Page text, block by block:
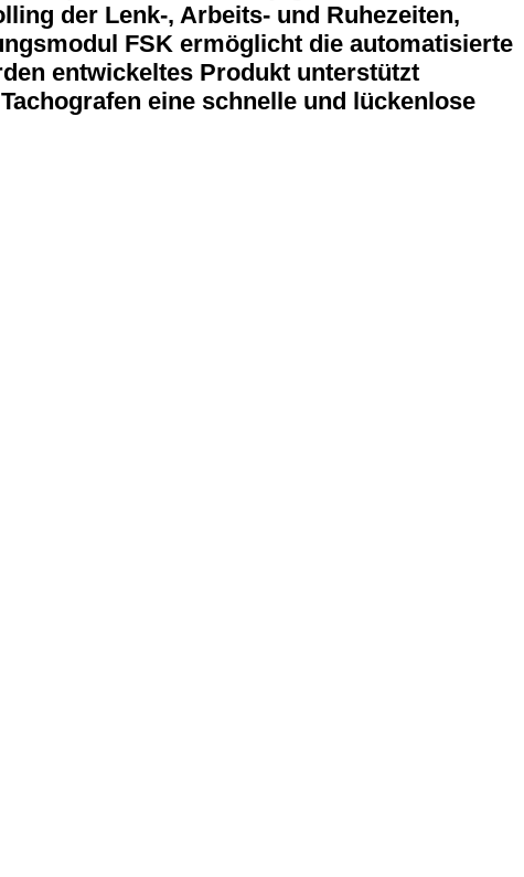
der Lenk-, Arbeits- und Ruhezeiten,
FSK ermöglicht die automatisierte
entwickeltes Produkt unterstützt
eine schnelle und lückenlose